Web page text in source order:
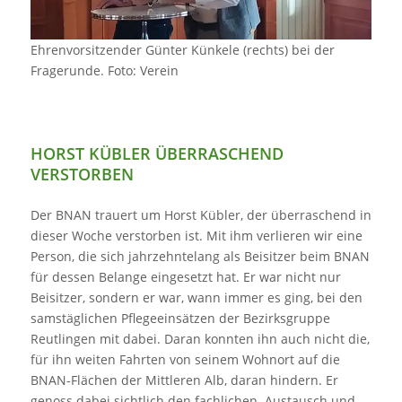
Ehrenvorsitzender Günter Künkele (rechts) bei der
Fragerunde. Foto: Verein
HORST KÜBLER ÜBERRASCHEND
VERSTORBEN
Der BNAN trauert um Horst Kübler, der überraschend in
dieser Woche verstorben ist. Mit ihm verlieren wir eine
Person, die sich jahrzehntelang als Beisitzer beim BNAN
für dessen Belange eingesetzt hat. Er war nicht nur
Beisitzer, sondern er war, wann immer es ging, bei den
samstäglichen Pflegeeinsätzen der Bezirksgruppe
Reutlingen mit dabei. Daran konnten ihn auch nicht die,
für ihn weiten Fahrten von seinem Wohnort auf die
BNAN-Flächen der Mittleren Alb, daran hindern. Er